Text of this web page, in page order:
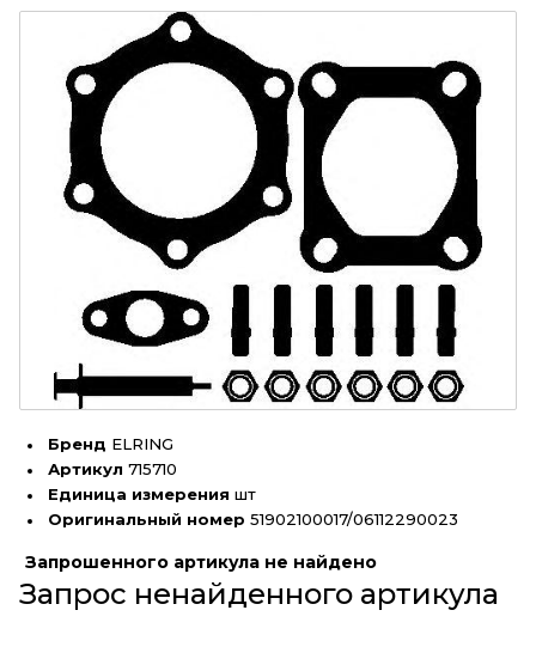
Бренд ELRING
Артикул 715710
Единица измерения шт
Оригинальный номер 51902100017/06112290023
Запрошенного артикула не найдено
Запрос ненайденного артикула